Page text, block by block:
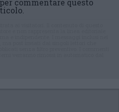
per commentare questo